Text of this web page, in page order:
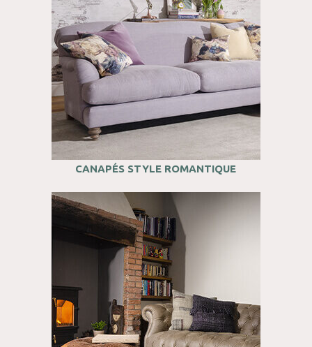
CANAPÉS STYLE ROMANTIQUE